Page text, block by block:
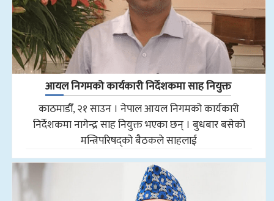
आयल निगमको कार्यकारी निर्देशकमा साह नियुक्त
काठमाडौँ, २१ साउन । नेपाल आयल निगमको कार्यकारी
निर्देशकमा नागेन्द्र साह नियुक्त भएका छन् । बुधबार बसेको
मन्त्रिपरिषद्को बैठकले साहलाई